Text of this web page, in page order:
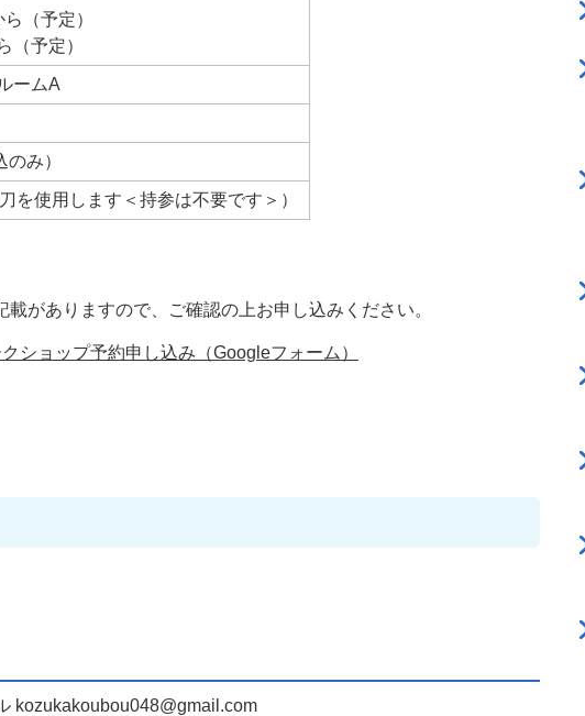
（予定）
（予定）
ームA
み）
を使用します＜持参は不要です＞）
がありますので、ご確認の上お申し込みください。
ショップ予約申し込み（Googleフォーム）
kozukakoubou048@gmail.com